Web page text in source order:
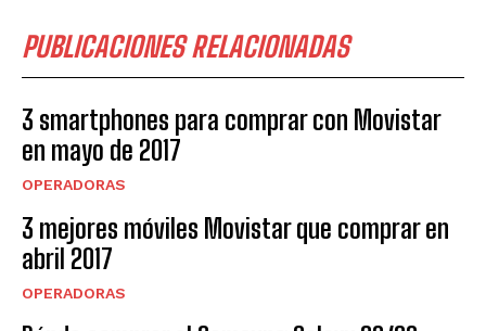
PUBLICACIONES RELACIONADAS
3 smartphones para comprar con Movistar
en mayo de 2017
OPERADORAS
3 mejores móviles Movistar que comprar en
abril 2017
OPERADORAS